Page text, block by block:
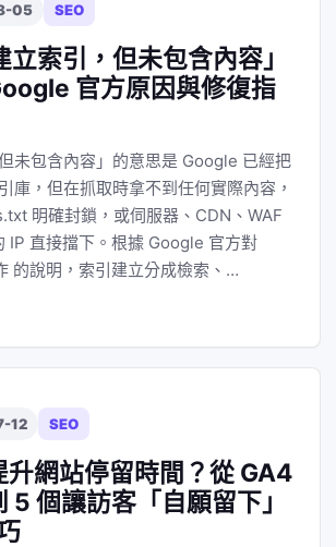
05 SEO
立索引，但未包含內容」
官方原因與修復指
未包含內容」的意思是 Google 已經把
庫，但在抓取時拿不到任何實際內容，
明確封鎖，或伺服器、CDN、WAF
IP 直接擋下。根據 Google 官方對
的說明，索引建立分成檢索、…
12 SEO
升網站停留時間？從 GA4
5 個讓訪客「自願留下」